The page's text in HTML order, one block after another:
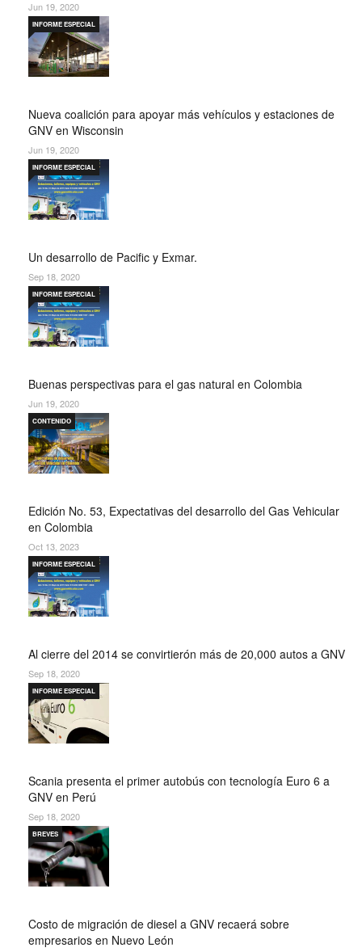
Jun 19, 2020
Nueva coalición para apoyar más vehículos y estaciones de
GNV en Wisconsin
INFORME ESPECIAL
Jun 19, 2020
Un desarrollo de Pacific y Exmar.
INFORME ESPECIAL
Sep 18, 2020
Buenas perspectivas para el gas natural en Colombia
INFORME ESPECIAL
Jun 19, 2020
Edición No. 53, Expectativas del desarrollo del Gas Vehicular
en Colombia
CONTENIDO
Oct 13, 2023
Al cierre del 2014 se convirtierón más de 20,000 autos a GNV
INFORME ESPECIAL
Sep 18, 2020
Scania presenta el primer autobús con tecnología Euro 6 a
GNV en Perú
INFORME ESPECIAL
Sep 18, 2020
Costo de migración de diesel a GNV recaerá sobre
empresarios en Nuevo León
BREVES